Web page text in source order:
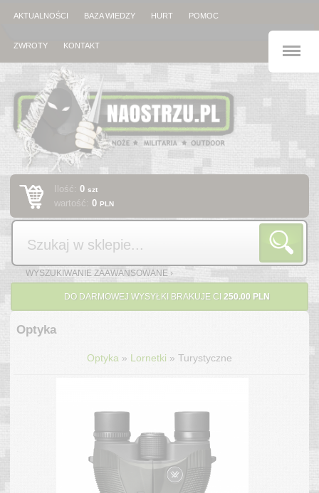
AKTUALNOŚCI BAZA WIEDZY HURT POMOC
ZWROTY KONTAKT
Ilość:0szt
wartość:0PLN
Szukaj
WYSZUKIWANIE ZAAWANSOWANE ›
DO DARMOWEJ WYSYŁKI BRAKUJE CI 250.00 PLN
Optyka
Optyka » Lornetki » Turystyczne